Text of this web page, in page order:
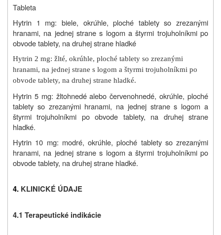
Tableta
Hytrin 1 mg: biele, okrúhle, ploché tablety so zrezanými
hranami, na jednej strane s logom a štyrmi trojuholníkmi po
obvode tablety, na druhej strane hladké
Hytrin 2 mg: žlté, okrúhle, ploché tablety so zrezanými
hranami, na jednej strane s logom a štyrmi trojuholníkmi po
obvode tablety, na druhej strane hladké.
Hytrin 5 mg: žltohnedé alebo červenohnedé, okrúhle, ploché
tablety so zrezanými hranami, na jednej strane s logom a
štyrmi trojuholníkmi po obvode tablety, na druhej strane
hladké.
Hytrin 10 mg: modré, okrúhle, ploché tablety so zrezanými
hranami, na jednej strane s logom a štyrmi trojuholníkmi po
obvode tablety, na druhej strane hladké.
4. KLINICKÉ ÚDAJE
4.1 Terapeutické indikácie